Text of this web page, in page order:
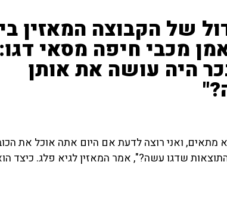
של הקבוצה המאזין
מכבי חיפה מסאי דגו:
היה עושה את אותן
ואני רוצה לדעת אם היום אתה אוכל את
שדגו עשה?", אמר המאזין לגיא פלג. כיצד